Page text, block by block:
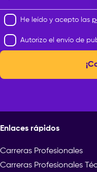
He leído y acepto las
Autorizo el envío de
Enlaces rápidos
Carreras Profesionales
Carreras Profesionales